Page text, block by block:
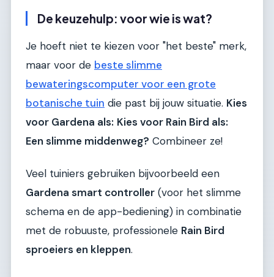
De keuzehulp: voor wie is wat?
Je hoeft niet te kiezen voor "het beste" merk,
maar voor de beste slimme
bewateringscomputer voor een grote
botanische tuin die past bij jouw situatie. Kies
voor Gardena als: Kies voor Rain Bird als:
Een slimme middenweg? Combineer ze!
Veel tuiniers gebruiken bijvoorbeeld een
Gardena smart controller (voor het slimme
schema en de app-bediening) in combinatie
met de robuuste, professionele Rain Bird
sproeiers en kleppen.